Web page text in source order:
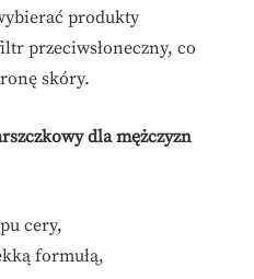
produkty
przeciwsłoneczny, co
skóry.
dla mężczyzn
cery,
formułą,